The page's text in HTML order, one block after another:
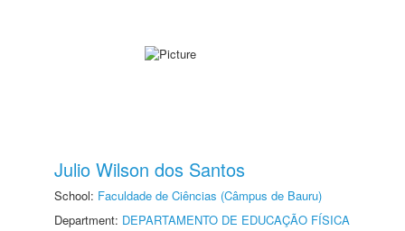
Julio Wilson dos Santos
School: Faculdade de Ciências (Câmpus de Bauru)
Department: DEPARTAMENTO DE EDUCAÇÃO FÍSICA